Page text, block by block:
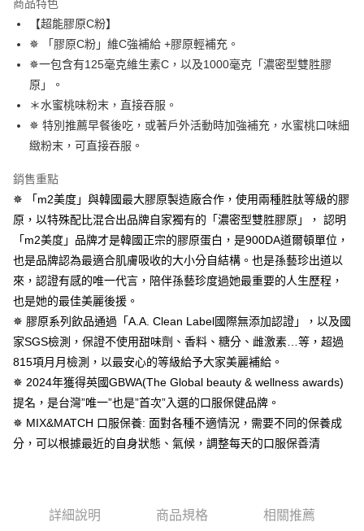
Apple Pay
街口支付
悠遊付
大哥付你分期
相關說明
【大哥付你分期使用說明】
2.付款方式選擇「大哥付你分期」，訂單成立後會自動跳轉到大哥付的交易
流程，驗證手機門號後，選擇欲分期的期數、繳款截止日，確認付款後即完
成交易。
3.實際核准額度、可分期數及費用金額請依後續交易確認頁面所載為準。
4.訂單成立30分鐘內，如未前往確認交易或遇審核未通過，訂單將自動取
法說明評估內容。
【繳款方式說明】
1.分期款項不併入電信帳單，「大哥付你分期」於每月結算日後寄送繳費提
醒簡訊。
2.透過簡訊連結打開帳單後，可選擇「超商條碼／台灣大直營門市／銀行轉
帳／街口支付／iPASS MONEY」等通路繳費。
【注意事項】
1.本服務係由「台灣大哥大股份有限公司」（以下簡稱本公司）所提供，讓
用戶於交易時，得透過本服務購買商品或服務，並由商店將買賣／分期付款
買賣價金債權讓與本公司後，依約使用本公司帳單繳交帳款。
2.基於同意付款使用「大哥付你分期」之契約關係目的，商店將以您的個人
資料（包含姓名、電話或地址）提供予台灣大哥大進項蒐集、處理及利用，
相關說明
【關於「AFTEE先享後付」】
AFTEE先享後付是「在收到商品之後才付款」的支付方式。 讓您購物簡單
便利好安心！
１．簡單：不需註冊會員、不需綁卡、不需儲值。
２．便利：只要手機號碼，簡訊認證，即可結帳。
【「AFTEE先享後付」結帳流程】
１．於結帳方式選擇「AFTEE先享後付」後，將跳轉至「AFTEE先享後付」
結帳頁面，進行簡訊認證並確認金額後，即可完成結帳。
２．訂單成立數日內，您將收到繳費通知簡訊。
３．收到繳費通知簡訊後14天內，點擊此簡訊中的連結，可透過四大超商／
ATM／網路銀行／等多元方式進行付款，方視為交易完成。
※ 請注意：結帳手續完成當下不需立刻繳費，但若您需要取消訂單，請聯絡
購買商品的店家。未經商家同意取消之訂單仍視為有效，需透過AFTEE先享
後付繳納相關費用。
是否繳費成功／繳費後需取消欲退款等相關疑問，請聯繫「AFTEE先享後付
１．透過由恩沛科技股份有限公司提供之「AFTEE先享後付」服務完成之交
易，需依本服務之必要範圍內提供個人資料，並將交易相關給付款項請求債
全家取貨付款
每筆NT$100，滿NT$600(含以上)免運費
付款後全家取貨
每筆NT$100，滿NT$600(含以上)免運費
萊爾富取貨付款
每筆NT$100，滿NT$600(含以上)免運費
每筆NT$100，滿NT$600(含以上)免運費
商品特色
【超能膠原C粉】
✵ 「膠原C粉」維C強補給 +膠原輕補充。
✵一包含有125毫克維生素C，以及1000毫克「濃密型雙胜膠
原」。
＊水蜜桃味粉末，直接吞服。
✵ 特別推薦早餐後吃，或著戶外活動時加強補充，水蜜桃口味細
緻粉末，可直接吞服。
銷售重點
✵ 「m2美度」與韓國最大膠原製造廠合作，使用兩種胜肽等級的膠
原，以特殊配比混合出品牌自家獨有的「濃密型雙胜膠原」， 認明
「m2美度」品牌才是韓國正宗的膠原蛋白，是900DA道爾頓單位，
也是品牌認為最適合肌膚吸收的大小分自結構。也是孫藝珍出道以
來，認證有感的唯一代言，陪伴孫藝珍度過她最重要的人生歷程，
也是她的最佳美麗後援。
✵ 膠原系列飲品通過「A.A. Clean Label國際無添加認證」，以及國
家SGS檢測，保證不使用甜味劑、香料、糖分、雌激素…等，超過
815項月月檢測，以最安心的等級給予大家美麗補給。
✵ 2024年獲得英國GBWA(The Global beauty & wellness awards)
提名，是台灣”唯一”也是”首次”入選的口服保健品牌。
✵ MIX&MATCH 口服保養: 面對各種不適情況，需要不同的保養成
分，可以根據最近的自身狀態、氣候，調整每天的口服保善清
詳細說明 商品規格 相關推薦